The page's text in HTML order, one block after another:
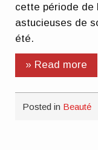
cette période de
astucieuses de
été.
» Read more
Posted in Beauté